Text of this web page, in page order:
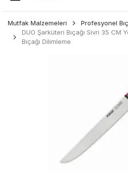
Mutfak Malzemeleri
Profesyonel
DUO Şarküteri Bıçağı Sivri 35 CM
Bıçağı Dilimleme